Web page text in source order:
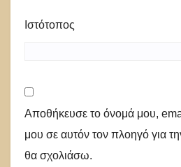
Ιστότοπος
Αποθήκευσε το όνομά μου,
μου σε αυτόν τον πλοηγό για
θα σχολιάσω.